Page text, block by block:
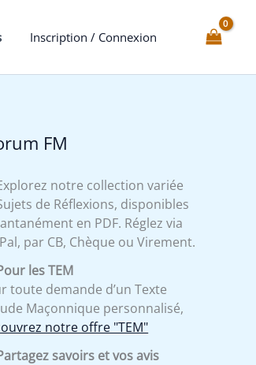
Inscription / Connexion
FM
notre collection variée
de Réflexions, disponibles
en PDF. Réglez via
par CB, Chèque ou Virement.
les TEM
toute demande d’un Texte
Maçonnique personnalisé,
notre offre "TEM"
savoirs et vos avis